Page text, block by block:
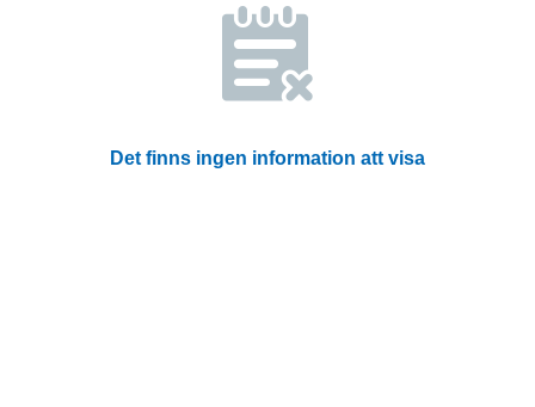
Det finns ingen information att visa